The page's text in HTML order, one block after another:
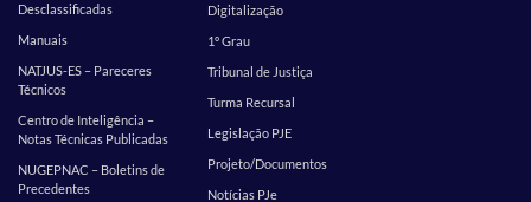
Desclassificadas
Manuais
NATJUS-ES – Pareceres
Técnicos
Centro de Inteligência –
Notas Técnicas Publicadas
NUGEPNAC – Boletins de
Precedentes
Digitalização
1º Grau
Tribunal de Justiça
Turma Recursal
Legislação PJE
Projeto/Documentos
Notícias PJe